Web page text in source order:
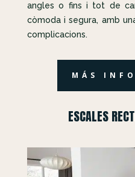
angles o fins i tot de
còmoda i segura, amb
complicacions.
MÁS
ESCALES